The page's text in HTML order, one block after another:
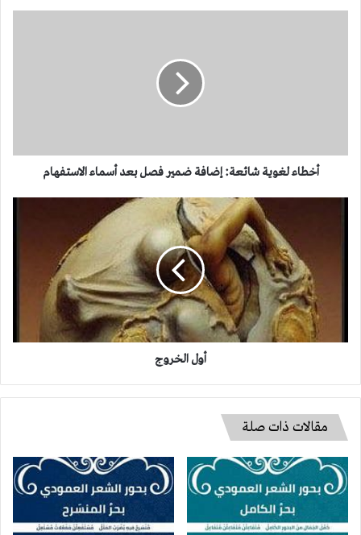
الاستفهام
أخطاء لغوية شائعة: إضافة ضمير فصل بعد أسماء الاستفهام
أول الخروج
مقالات ذات صلة